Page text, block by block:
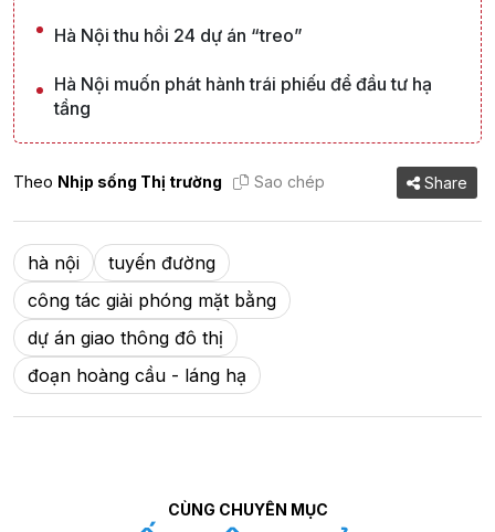
Hà Nội thu hồi 24 dự án “treo”
Hà Nội muốn phát hành trái phiếu để đầu tư hạ
tầng
Theo Nhịp sống Thị trường Sao chép Share
hà nội
tuyến đường
công tác giải phóng mặt bằng
dự án giao thông đô thị
đoạn hoàng cầu - láng hạ
CÙNG CHUYÊN MỤC